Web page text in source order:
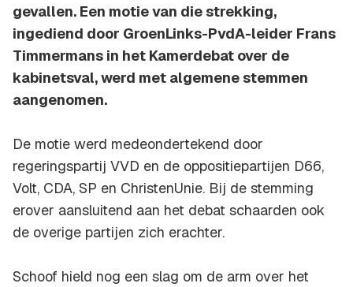
gevallen. Een motie van die strekking,
ingediend door GroenLinks-PvdA-leider Frans
Timmermans in het Kamerdebat over de
kabinetsval, werd met algemene stemmen
aangenomen.
De motie werd medeondertekend door
regeringspartij VVD en de oppositiepartijen D66,
Volt, CDA, SP en ChristenUnie. Bij de stemming
erover aansluitend aan het debat schaarden ook
de overige partijen zich erachter.
Schoof hield nog een slag om de arm over het